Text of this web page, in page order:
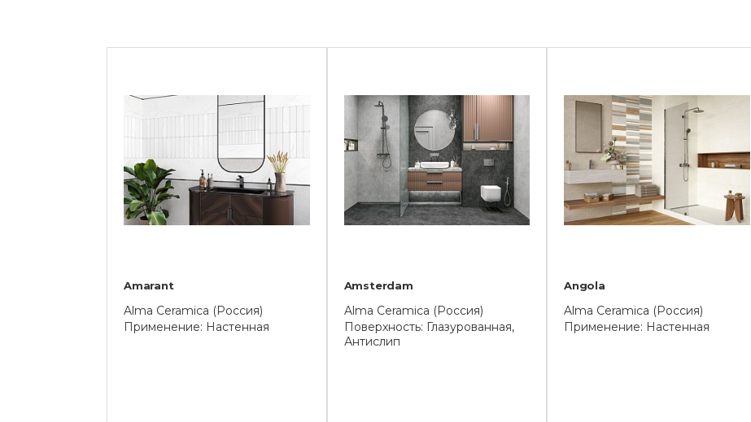
Amarant
Alma Ceramica (Россия)
Применение: Настенная
Amsterdam
Alma Ceramica (Россия)
Поверхность: Глазурованная,
Антислип
Angola
Alma Ceramica (Россия)
Применение: Настенная